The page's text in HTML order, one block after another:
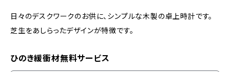
日々のデスクワークのお供に、シンプルな木製の卓上時計です。
芝生をあしらったデザインが特徴です。
ひのき緩衝材無料サービス